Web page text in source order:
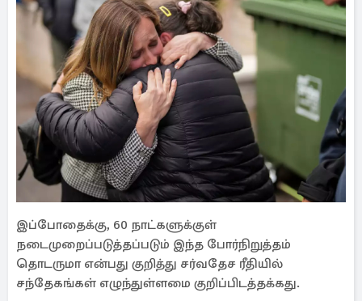
இப்போதைக்கு, 60 நாட்களுக்குள்
நடைமுறைப்படுத்தப்படும் இந்த போர்நிறுத்தம்
தொடருமா என்பது குறித்து சர்வதேச ரீதியில்
சந்தேகங்கள் எழுந்துள்ளமை குறிப்பிடத்தக்கது.